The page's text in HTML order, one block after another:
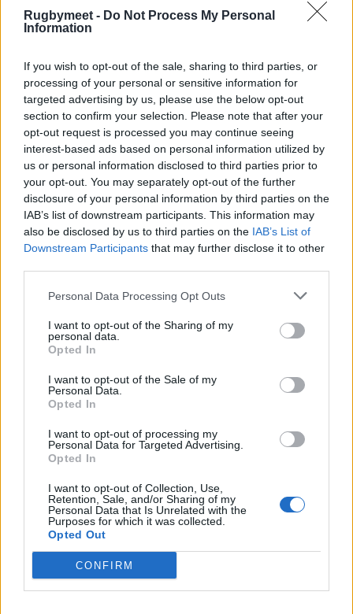
Rugbymeet - Do Not Process My Personal
Information
If you wish to opt-out of the sale, sharing to third parties, or
processing of your personal or sensitive information for
targeted advertising by us, please use the below opt-out
section to confirm your selection. Please note that after your
opt-out request is processed you may continue seeing
interest-based ads based on personal information utilized by
us or personal information disclosed to third parties prior to
your opt-out. You may separately opt-out of the further
disclosure of your personal information by third parties on the
IAB’s list of downstream participants. This information may
also be disclosed by us to third parties on the IAB’s List of
Downstream Participants that may further disclose it to other
Personal Data Processing Opt Outs
I want to opt-out of the Sharing of my
personal data.
Opted In
I want to opt-out of the Sale of my
Personal Data.
Opted In
I want to opt-out of processing my
Personal Data for Targeted Advertising.
Opted In
I want to opt-out of Collection, Use,
Retention, Sale, and/or Sharing of my
Personal Data that Is Unrelated with the
Purposes for which it was collected.
Opted Out
CONFIRM
De Rossi tr Chico (21-14), 25’ m Bance tr Chico
Chico (40-14).s.t.43’ m De Rossi tr Chico (47-
14), 49’ m Grassi (47-19), 62’ m Bruno tr Chico
(54-19).
Sitav Rugby Lyons:Del Bono; Cuminetti, Paz
(63’ Beghi), Zaridze (76’ Acosta), Bruno (CAP)
(63’ Rodina); Chico (63’ Via G.), Fontana;
Moretto, Bance (58’ Conti); Henderson,
Pisicchio (52’ Salerno), Bottacci (52’
Cemicetti); Morosi (62’ Bottacci), De Rossi (63’
Cristian), Acosta (55’ Aloè);
Mogliano Veneto Rugby:
Dell’Oglio, Benetello,
Garbisi (66’ Bassich), Cervellin (CAP);
Semenzato; Vianello, Marello, Lubiato (55’
Carraro), Grassi(70’ Sottana); Spironello (70’
Florian), Stefani (72’ Silva), Gentile (58’
Onori
Filippo Vinci (Rovigo)
: Lorenzo Sacchetto (Rovigo)
Federico Boraso (Rovigo)